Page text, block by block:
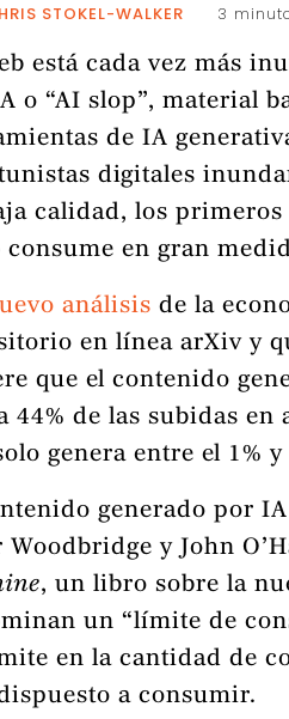
STOKEL-WALKER 3
está cada vez más
o “AI slop”, material
de IA
digitales
calidad, los
consume en gran
análisis de la
en línea arXiv y
que el contenido
44% de las subidas
genera entre el 1%
generado por
Woodbridge y John
, un libro sobre la
un “límite de
en la cantidad de
a consumir.